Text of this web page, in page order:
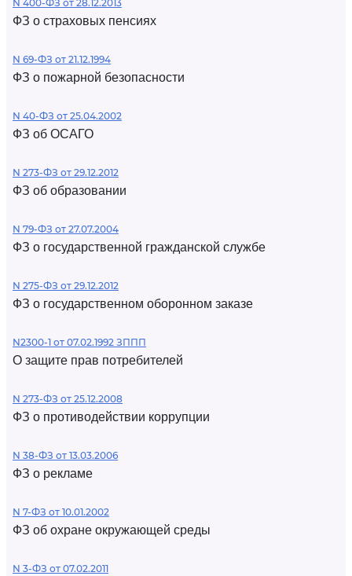
N 400-ФЗ от 28.12.2013
ФЗ о страховых пенсиях
N 69-ФЗ от 21.12.1994
ФЗ о пожарной безопасности
N 40-ФЗ от 25.04.2002
ФЗ об ОСАГО
N 273-ФЗ от 29.12.2012
ФЗ об образовании
N 79-ФЗ от 27.07.2004
ФЗ о государственной гражданской службе
N 275-ФЗ от 29.12.2012
ФЗ о государственном оборонном заказе
N2300-1 от 07.02.1992 ЗППП
О защите прав потребителей
N 273-ФЗ от 25.12.2008
ФЗ о противодействии коррупции
N 38-ФЗ от 13.03.2006
ФЗ о рекламе
N 7-ФЗ от 10.01.2002
ФЗ об охране окружающей среды
N 3-ФЗ от 07.02.2011